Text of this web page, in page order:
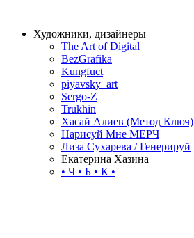
Художники, дизайнеры
The Art of Digital
BezGrafika
Kungfuct
piyavsky_art
Sergo-Z
Trukhin
Хасай Алиев (Метод Ключ)
Нарисуй Мне МЕРЧ
Лиза Сухарева / Генерируй
Екатерина Хазина
• Ч • Б • К •